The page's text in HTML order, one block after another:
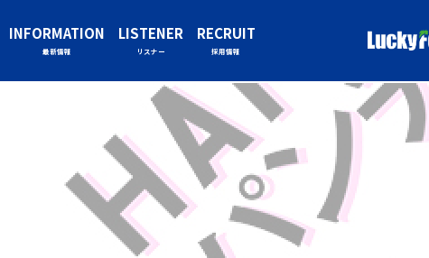
INFORMATION
最新情報
LISTENER
リスナー
RECRUIT
採用情報